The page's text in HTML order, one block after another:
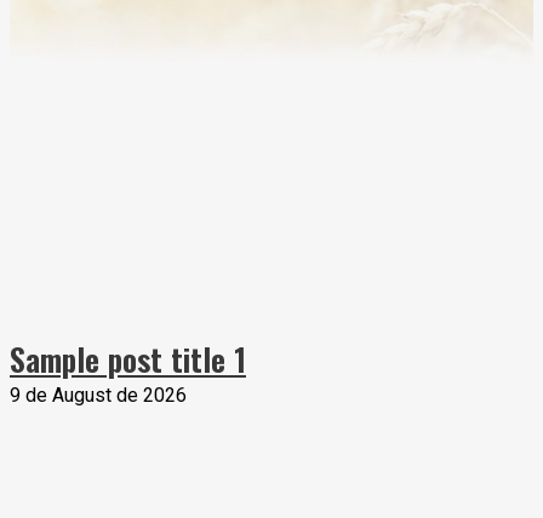
Sample post title 1
9 de August de 2026